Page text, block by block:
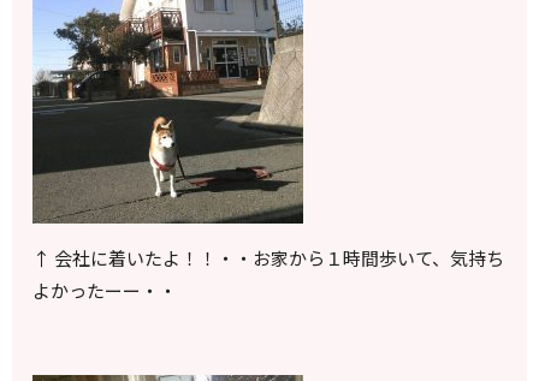
↑ 会社に着いたよ！！・・お家から１時間歩いて、気持ち
よかったーー・・